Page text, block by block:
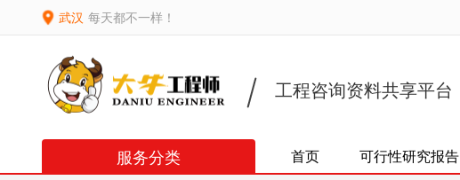
武汉 每天都不一样！
工程咨询资料共享平台
服务分类 首页 可行性研究报告